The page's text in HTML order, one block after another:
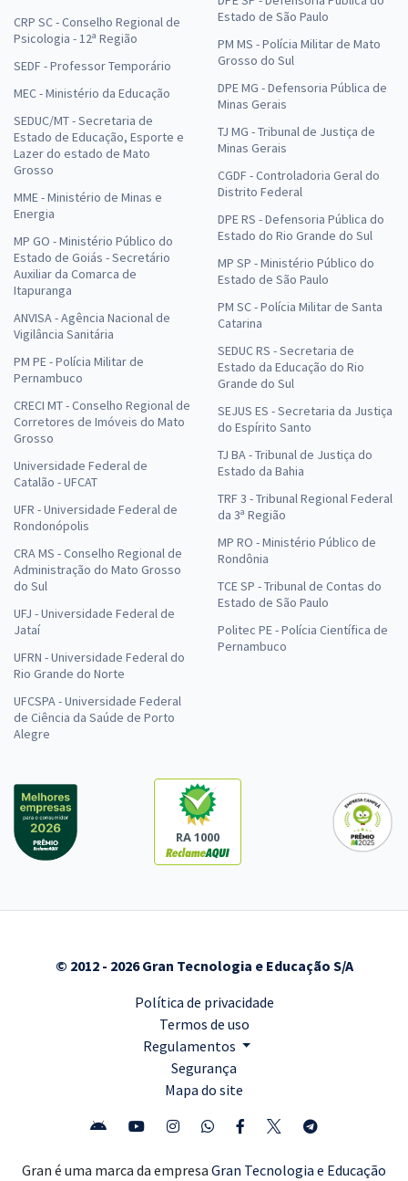
CRP SC - Conselho Regional de
Psicologia - 12ª Região
SEDF - Professor Temporário
MEC - Ministério da Educação
SEDUC/MT - Secretaria de
Estado de Educação, Esporte e
Lazer do estado de Mato
Grosso
MME - Ministério de Minas e
Energia
MP GO - Ministério Público do
Estado de Goiás - Secretário
Auxiliar da Comarca de
Itapuranga
ANVISA - Agência Nacional de
Vigilância Sanitária
PM PE - Polícia Militar de
Pernambuco
CRECI MT - Conselho Regional de
Corretores de Imóveis do Mato
Grosso
Universidade Federal de
Catalão - UFCAT
UFR - Universidade Federal de
Rondonópolis
CRA MS - Conselho Regional de
Administração do Mato Grosso
do Sul
UFJ - Universidade Federal de
Jataí
UFRN - Universidade Federal do
Rio Grande do Norte
UFCSPA - Universidade Federal
de Ciência da Saúde de Porto
Alegre
Estado de São Paulo
PM MS - Polícia Militar de Mato
Grosso do Sul
DPE MG - Defensoria Pública de
Minas Gerais
TJ MG - Tribunal de Justiça de
Minas Gerais
CGDF - Controladoria Geral do
Distrito Federal
DPE RS - Defensoria Pública do
Estado do Rio Grande do Sul
MP SP - Ministério Público do
Estado de São Paulo
PM SC - Polícia Militar de Santa
Catarina
SEDUC RS - Secretaria de
Estado da Educação do Rio
Grande do Sul
SEJUS ES - Secretaria da Justiça
do Espírito Santo
TJ BA - Tribunal de Justiça do
Estado da Bahia
TRF 3 - Tribunal Regional Federal
da 3ª Região
MP RO - Ministério Público de
Rondônia
TCE SP - Tribunal de Contas do
Estado de São Paulo
Politec PE - Polícia Científica de
Pernambuco
RA 1000
© 2012 - 2026 Gran Tecnologia e Educação S/A
Política de privacidade
Termos de uso
Regulamentos
Segurança
Mapa do site
Gran é uma marca da empresa Gran Tecnologia e Educação